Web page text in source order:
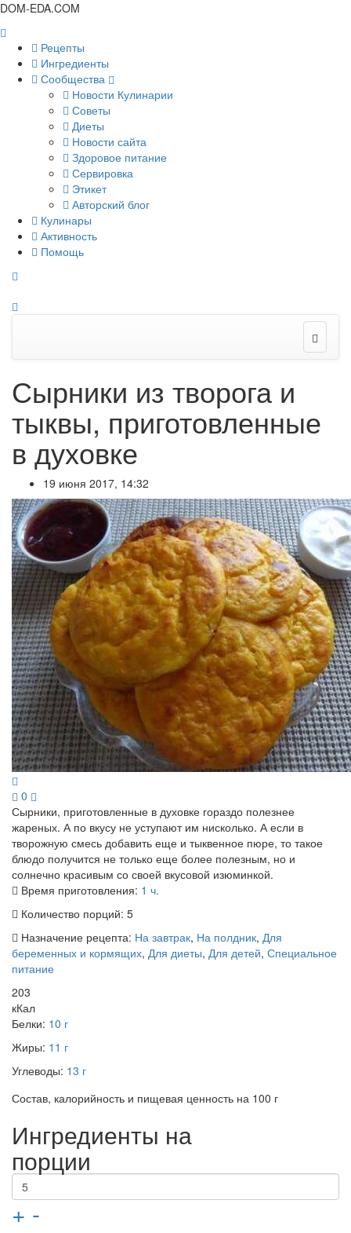
DOM-EDA.COM
Рецепты
Ингредиенты
Сообщества
Новости Кулинарии
Советы
Диеты
Новости сайта
Здоровое питание
Сервировка
Этикет
Авторский блог
Кулинары
Активность
Помощь
Сырники из творога и
тыквы, приготовленные
в духовке
19 июня 2017, 14:32
0
Сырники, приготовленные в духовке гораздо полезнее
жареных. А по вкусу не уступают им нисколько. А если в
творожную смесь добавить еще и тыквенное пюре, то такое
блюдо получится не только еще более полезным, но и
солнечно красивым со своей вкусовой изюминкой.
Время приготовления: 1 ч.
Количество порций: 5
Назначение рецепта: На завтрак, На полдник, Для
беременных и кормящих, Для диеты, Для детей, Специальное
питание
203
кКал
Белки: 10 г
Жиры: 11 г
Углеводы: 13 г
Состав, калорийность и пищевая ценность на 100 г
Ингредиенты на
порции
+ -